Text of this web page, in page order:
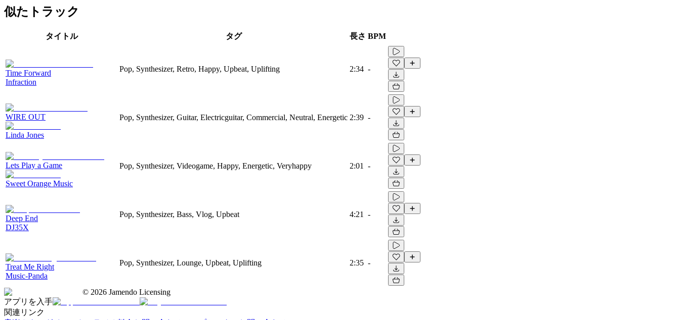
似たトラック
タイトル タグ 長さ BPM
Time Forward
Infraction
Pop, Synthesizer, Retro, Happy, Upbeat, Uplifting 2:34 -
WIRE OUT
Linda Jones
Pop, Synthesizer, Guitar, Electricguitar, Commercial, Neutral, Energetic 2:39 -
Lets Play a Game
Sweet Orange Music
Pop, Synthesizer, Videogame, Happy, Energetic, Veryhappy 2:01 -
Deep End
DJ35X
Pop, Synthesizer, Bass, Vlog, Upbeat 4:21 -
Treat Me Right
Music-Panda
Pop, Synthesizer, Lounge, Upbeat, Uplifting 2:35 -
© 2026 Jamendo Licensing
アプリを入手
関連リンク